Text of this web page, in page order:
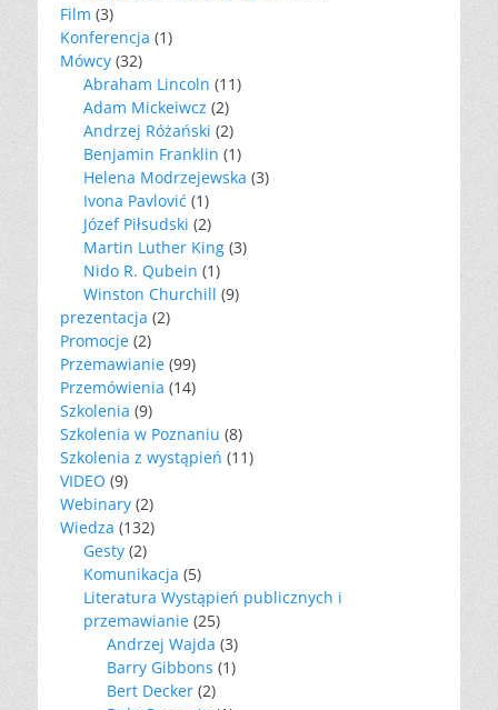
Film (3)
Konferencja (1)
Mówcy (32)
Abraham Lincoln (11)
Adam Mickeiwcz (2)
Andrzej Różański (2)
Benjamin Franklin (1)
Helena Modrzejewska (3)
Ivona Pavlović (1)
Józef Piłsudski (2)
Martin Luther King (3)
Nido R. Qubein (1)
Winston Churchill (9)
prezentacja (2)
Promocje (2)
Przemawianie (99)
Przemówienia (14)
Szkolenia (9)
Szkolenia w Poznaniu (8)
Szkolenia z wystąpień (11)
VIDEO (9)
Webinary (2)
Wiedza (132)
Gesty (2)
Komunikacja (5)
Literatura Wystąpień publicznych i
przemawianie (25)
Andrzej Wajda (3)
Barry Gibbons (1)
Bert Decker (2)